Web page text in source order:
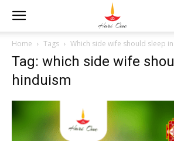
Home Tags Which side wife should sleep
Tag: which side wife
hinduism